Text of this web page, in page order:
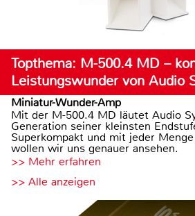
Topthema: M-500.4 MD –
Leistungswunder von Audio
Miniatur-Wunder-Amp
Mit der M-500.4 MD läutet Audio
Generation seiner kleinsten
Superkompakt und mit jeder
wollen wir uns genauer ansehen.
>> Mehr erfahren
>> Alle anzeigen